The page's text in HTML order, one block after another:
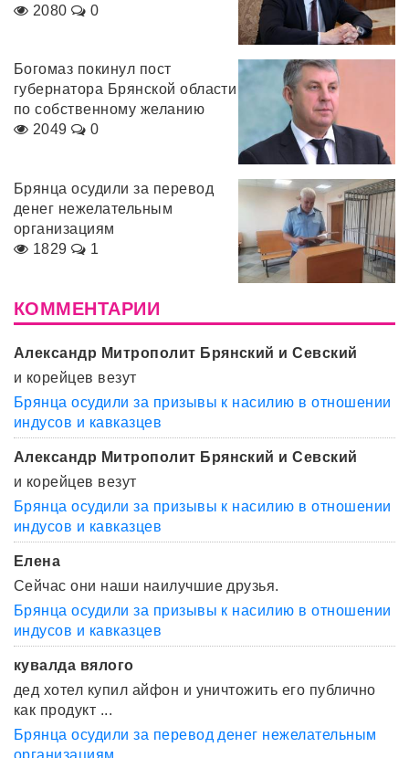
2080 0
Богомаз покинул пост
губернатора Брянской области
по собственному желанию
2049
0
Брянца осудили за перевод
денег нежелательным
организациям
1829
1
КОММЕНТАРИИ
Александр Митрополит Брянский и Севский
и корейцев везут
Брянца осудили за призывы к насилию в отношении
индусов и кавказцев
Александр Митрополит Брянский и Севский
и корейцев везут
Брянца осудили за призывы к насилию в отношении
индусов и кавказцев
Елена
Сейчас они наши наилучшие друзья.
Брянца осудили за призывы к насилию в отношении
индусов и кавказцев
кувалда вялого
дед хотел купил айфон и уничтожить его публично
как продукт ...
Брянца осудили за перевод денег нежелательным